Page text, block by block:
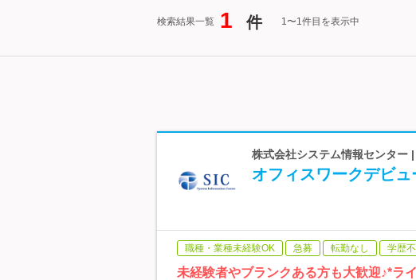
検索結果一覧 1 件 1〜1件目を表示中
株式会社システム情報センタ
オフィスワークデビ
職種・業種未経験OK 急募 転勤なし 学歴
未経験者やブランクある方も大歓迎♪*ラ